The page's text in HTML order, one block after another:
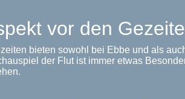
vor den
bieten sowohl bei Ebbe und als
der Flut ist immer etwas